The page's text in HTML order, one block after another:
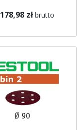
178,98 zł brutto